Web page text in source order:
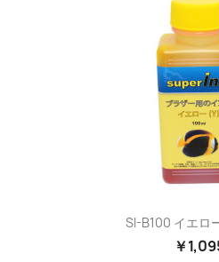
SI-B100 イエロ
￥